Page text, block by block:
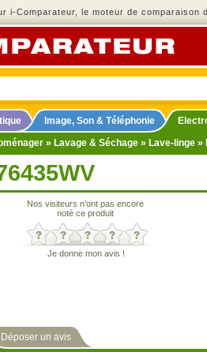
i-Comparateur, le moteur de comparaison
Image, Son & Téléphonie
» Lavage & Séchage » Lave-linge »
Nos visiteurs n'ont pas encore
noté ce produit
Je donne mon avis !
Déposer un avis